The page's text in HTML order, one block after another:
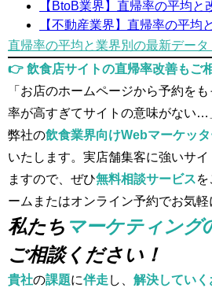
【BtoB業界】直帰率の平均と
【不動産業界】直帰率の平均
直帰率の平均と業界別の最新データ
👉 飲食店サイトの直帰率改善もご
「お店のホームページから予約を
率が高すぎてサイトの意味がない…
弊社の飲食業界向けWebマーケッ
いたします。実店舗集客に強いサ
ますので、ぜひ無料相談サービス
ームまたはオンライン予約でお気
私たち マーケティング
ご相談ください！
貴社の課題に伴走 し、 解決していく